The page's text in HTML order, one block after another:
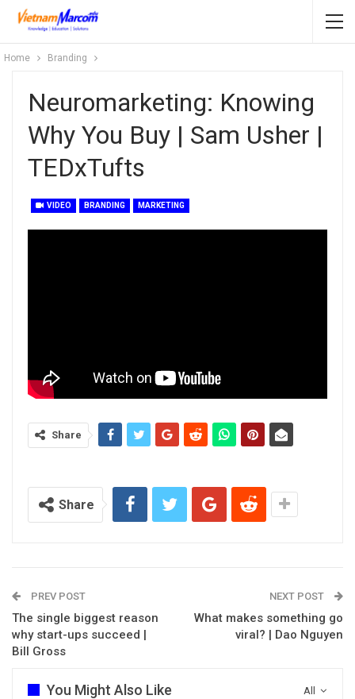
Home Branding
Neuromarketing: Knowing
Why You Buy | Sam Usher |
TEDxTufts
VIDEO BRANDING MARKETING
Share
Share
PREV POST
The single biggest reason
why start-ups succeed |
Bill Gross
NEXT POST
What makes something go
viral? | Dao Nguyen
All
You Might Also Like